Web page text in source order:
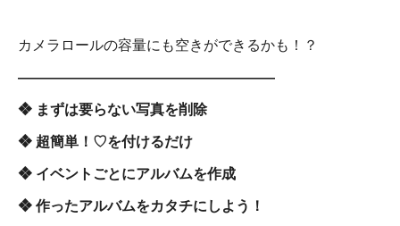
カメラロールの容量にも空きができるかも！？
――――――――――――――――――
❖ まずは要らない写真を削除
❖ 超簡単！♡を付けるだけ
❖ イベントごとにアルバムを作成
❖ 作ったアルバムをカタチにしよう！